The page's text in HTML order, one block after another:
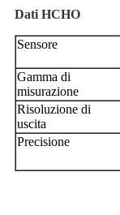
Dati HCHO
Sensore
Gamma di
misurazione
Risoluzione di
uscita
Precisione